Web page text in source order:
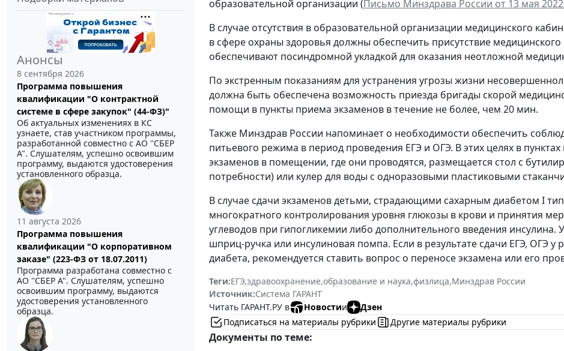
Анонсы
8 сентября 2026
Программа повышения
квалификации "О контрактной
системе в сфере закупок" (44-ФЗ)"
Об актуальных изменениях в КС
узнаете, став участником программы,
разработанной совместно с АО ''СБЕР
А". Слушателям, успешно освоившим
программу, выдаются удостоверения
установленного образца.
11 августа 2026
Программа повышения
квалификации "О корпоративном
заказе" (223-ФЗ от 18.07.2011)
Программа разработана совместно с
АО ''СБЕР А". Слушателям, успешно
освоившим программу, выдаются
удостоверения установленного
образца.
образовательной организации (Письмо Минздрава России от 13 мая
В случае отсутствия в образовательной организации медицинского
в сфере охраны здоровья должны обеспечить присутствие
обеспечивают посиндромной укладкой для оказания неотложной
По экстренным показаниям для устранения угрозы жизни
должна быть обеспечена возможность приезда бригады скорой
помощи в пункты приема экзаменов в течение не более, чем 20 мин.
Также Минздрав России напоминает о необходимости обеспечить
питьевого режима в период проведения ЕГЭ и ОГЭ. В этих целях в
экзаменов в помещении, где они проводятся, размещается стол с
потребности) или кулер для воды с одноразовыми пластиковыми
В случае сдачи экзаменов детьми, страдающими сахарным диабетом I
многократного контролирования уровня глюкозы в крови и принятия
углеводов при гипогликемии либо дополнительного введения
шприц-ручка или инсулиновая помпа. Если в результате сдачи ЕГЭ, ОГЭ у
диабета, рекомендуется ставить вопрос о переносе экзамена или его
Теги:ЕГЭ,здравоохранение,образование и наука,физлица,Минздрав России
Источник:Система ГАРАНТ
Читать ГАРАНТ.РУ в
Новостии
Дзен
Подписаться на материалы рубрики
Другие материалы рубрики
Документы по теме: